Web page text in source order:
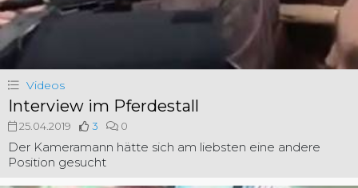
Videos
Interview im Pferdestall
25.04.2019 3 0
Der Kameramann hätte sich am liebsten eine andere
Position gesucht